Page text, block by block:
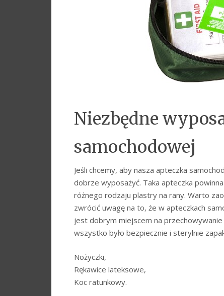
Niezbędne
samochodowej
Jeśli chcemy, aby nasza apteczka
dobrze wyposażyć. Taka apteczka
różnego rodzaju plastry na rany. Warto
zwrócić uwagę na to, że w apteczkach
jest dobrym miejscem na
wszystko było bezpiecznie i sterylnie
Nożyczki,
Rękawice lateksowe,
Koc ratunkowy.